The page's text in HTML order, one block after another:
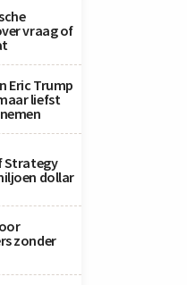
vraag of
Eric Trump
liefst
Strategy
dollar
zonder